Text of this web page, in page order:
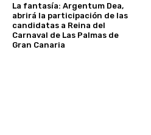
La fantasía: Argentum Dea,
abrirá la participación de las
candidatas a Reina del
Carnaval de Las Palmas de
Gran Canaria